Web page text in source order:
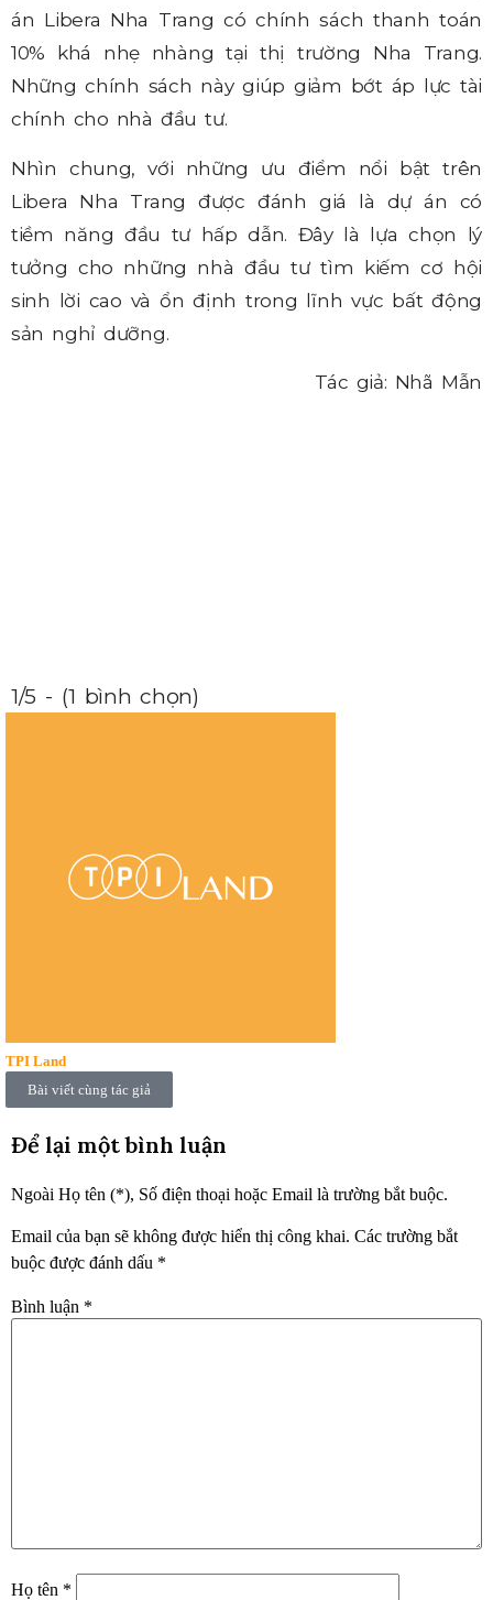
án Libera Nha Trang có chính sách thanh toán
10% khá nhẹ nhàng tại thị trường Nha Trang.
Những chính sách này giúp giảm bớt áp lực tài
chính cho nhà đầu tư.
Nhìn chung, với những ưu điểm nổi bật trên
Libera Nha Trang được đánh giá là dự án có
tiềm năng đầu tư hấp dẫn. Đây là lựa chọn lý
tưởng cho những nhà đầu tư tìm kiếm cơ hội
sinh lời cao và ổn định trong lĩnh vực bất động
sản nghỉ dưỡng.
Tác giả: Nhã Mẫn
1/5 - (1 bình chọn)
TPI Land
Bài viết cùng tác giả
Để lại một bình luận
Ngoài Họ tên (*), Số điện thoại hoặc Email là trường bắt buộc.
Email của bạn sẽ không được hiển thị công khai. Các trường bắt
buộc được đánh dấu *
Bình luận *
Họ tên *